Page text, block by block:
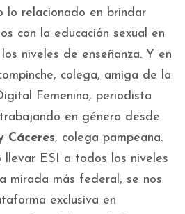
lo relacionado en brindar
con la educación sexual en
niveles de enseñanza. Y en
colega, amiga de la
Femenino, periodista
en género desde
Cáceres, colega pampeana.
llevar ESI a todos los niveles
mirada más federal, se nos
exclusiva en